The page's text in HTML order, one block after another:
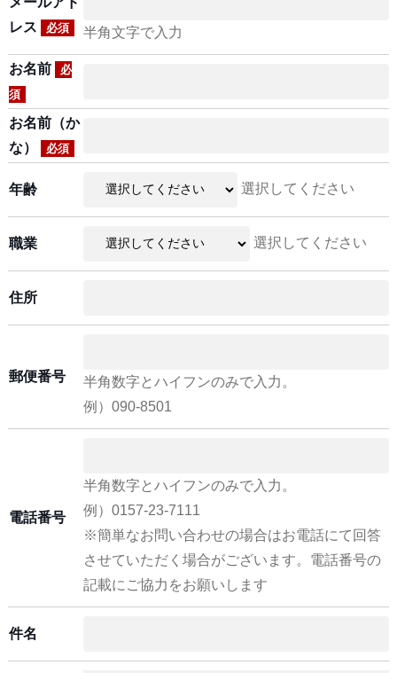
レス
必須 半角文字で入力
お名前
必
須
お名前（か
な）
必須
年齢 選択してください
職業 選択してください
住所
郵便番号
半角数字とハイフンのみで入力。
例）090-8501
電話番号
半角数字とハイフンのみで入力。
例）0157-23-7111
※簡単なお問い合わせの場合はお電話にて回答
させていただく場合がございます。電話番号の
記載にご協力をお願いします
件名